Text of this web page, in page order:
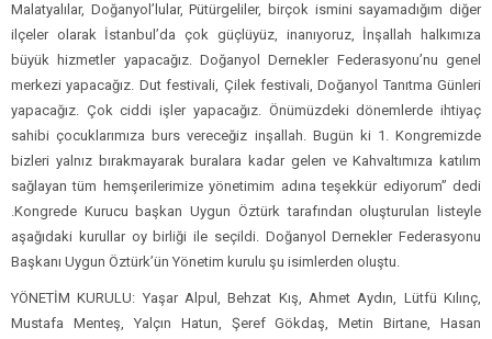
Malatyalılar, Doğanyol’lular, Pütürgeliler, birçok ismini sayamadığım diğer
ilçeler olarak İstanbul’da çok güçlüyüz, inanıyoruz, İnşallah halkımıza
büyük hizmetler yapacağız. Doğanyol Dernekler Federasyonu’nu genel
merkezi yapacağız. Dut festivali, Çilek festivali, Doğanyol Tanıtma Günleri
yapacağız. Çok ciddi işler yapacağız. Önümüzdeki dönemlerde ihtiyaç
sahibi çocuklarımıza burs vereceğiz inşallah. Bugün ki 1. Kongremizde
bizleri yalnız bırakmayarak buralara kadar gelen ve Kahvaltımıza katılım
sağlayan tüm hemşerilerimize yönetimim adına teşekkür ediyorum” dedi
.Kongrede Kurucu başkan Uygun Öztürk tarafından oluşturulan listeyle
aşağıdaki kurullar oy birliği ile seçildi. Doğanyol Dernekler Federasyonu
Başkanı Uygun Öztürk’ün Yönetim kurulu şu isimlerden oluştu.
YÖNETİM KURULU: Yaşar Alpul, Behzat Kış, Ahmet Aydın, Lütfü Kılınç,
Mustafa Menteş, Yalçın Hatun, Şeref Gökdaş, Metin Birtane, Hasan